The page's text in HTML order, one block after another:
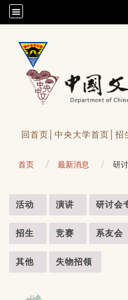
/accesskey"" title="Toolbar">:::
回首页│ 中央大学首页│ 招
首页 最新消息 研
活动 演讲 研讨会
招生 竞赛 系友会
其他 失物招领